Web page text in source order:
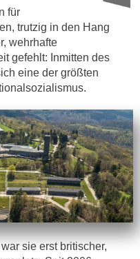
für
trutzig in den Hang
wehrhafte
gefehlt: Inmitten des
eine der größten
sie erst britischer,